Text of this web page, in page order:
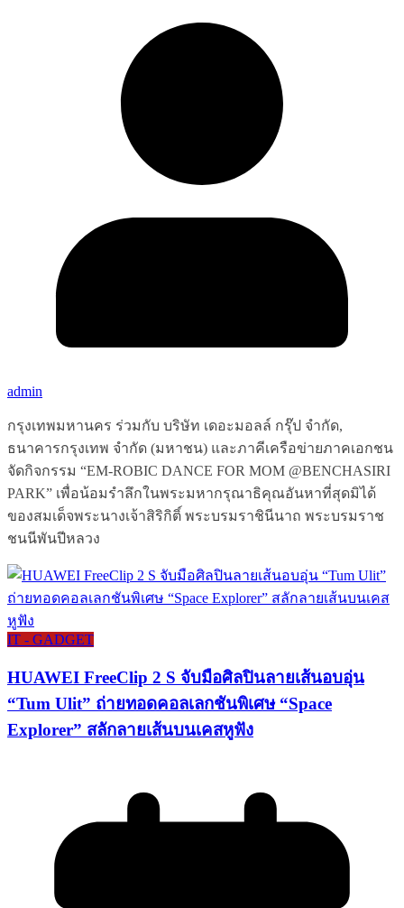
admin
กรุงเทพมหานคร ร่วมกับ บริษัท เดอะมอลล์ กรุ๊ป จำกัด,
ธนาคารกรุงเทพ จำกัด (มหาชน) และภาคีเครือข่ายภาคเอกชน
จัดกิจกรรม “EM-ROBIC DANCE FOR MOM @BENCHASIRI
PARK” เพื่อน้อมรำลึกในพระมหากรุณาธิคุณอันหาที่สุดมิได้
ของสมเด็จพระนางเจ้าสิริกิติ์ พระบรมราชินีนาถ พระบรมราช
ชนนีพันปีหลวง
IT - GADGET
HUAWEI FreeClip 2 S จับมือศิลปินลายเส้นอบอุ่น
“Tum Ulit” ถ่ายทอดคอลเลกชันพิเศษ “Space
Explorer” สลักลายเส้นบนเคสหูฟัง